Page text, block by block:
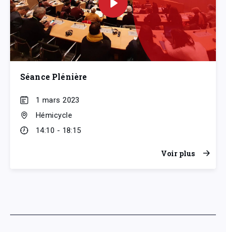
Séance Plénière
1 mars 2023
Hémicycle
14:10 - 18:15
Voir plus